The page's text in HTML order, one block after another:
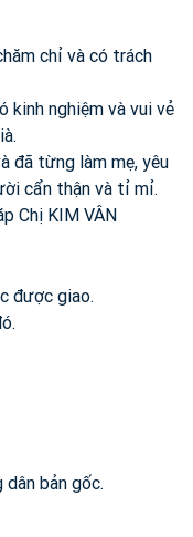
chỉ và có trách
kinh nghiệm và vui vẻ
đã từng làm mẹ, yêu
cẩn thận và tỉ mỉ.
Chị KIM VÂN
được giao.
bản gốc.